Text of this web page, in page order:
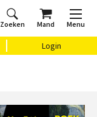
Zoeken Mand Menu
Login